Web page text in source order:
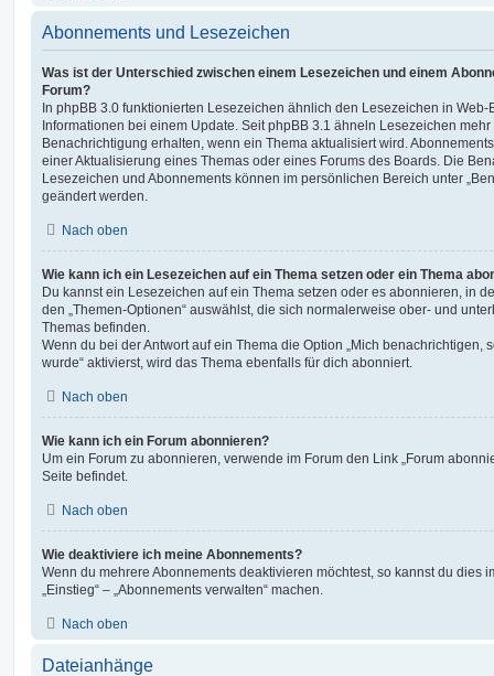
Abonnements und Lesezeichen
Was ist der Unterschied zwischen einem Lesezeichen und einem
Forum?
In phpBB 3.0 funktionierten Lesezeichen ähnlich den Lesezeichen in
Informationen bei einem Update. Seit phpBB 3.1 ähneln Lesezeichen
Benachrichtigung erhalten, wenn ein Thema aktualisiert wird.
einer Aktualisierung eines Themas oder eines Forums des Boards. Die
Lesezeichen und Abonnements können im persönlichen Bereich unter
geändert werden.
Nach oben
Wie kann ich ein Lesezeichen auf ein Thema setzen oder ein Thema
Du kannst ein Lesezeichen auf ein Thema setzen oder es abonnieren, in
den „Themen-Optionen“ auswählst, die sich normalerweise ober- und
Themas befinden.
Wenn du bei der Antwort auf ein Thema die Option „Mich benachrichtigen,
wurde“ aktivierst, wird das Thema ebenfalls für dich abonniert.
Nach oben
Wie kann ich ein Forum abonnieren?
Um ein Forum zu abonnieren, verwende im Forum den Link „Forum
Seite befindet.
Nach oben
Wie deaktiviere ich meine Abonnements?
Wenn du mehrere Abonnements deaktivieren möchtest, so kannst du dies
„Einstieg“ – „Abonnements verwalten“ machen.
Nach oben
Dateianhänge